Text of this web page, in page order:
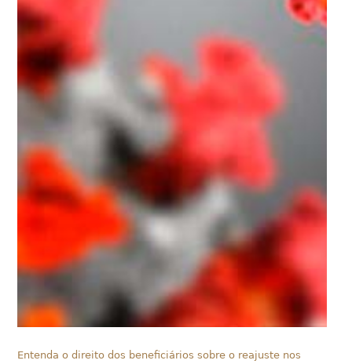
Entenda o direito dos beneficiários sobre o reajuste nos